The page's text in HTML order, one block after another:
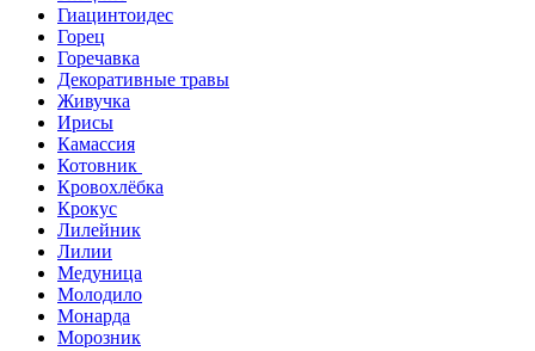
Гиацинтоидес
Горец
Горечавка
Декоративные травы
Живучка
Ирисы
Камассия
Котовник
Кровохлёбка
Крокус
Лилейник
Лилии
Медуница
Молодило
Монарда
Морозник